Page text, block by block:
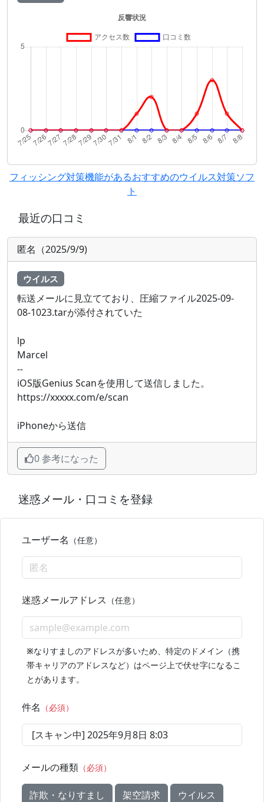
フィッシング対策機能があるおすすめのウイルス対策ソフ
ト
最近の口コミ
匿名（2025/9/9)
ウイルス
転送メールに見立てており、圧縮ファイル2025-09-
08-1023.tarが添付されていた
lp
Marcel
--
iOS版Genius Scanを使用して送信しました。
https://xxxxx.com/e/scan
iPhoneから送信
0 参考になった
迷惑メール・口コミを登録
ユーザー名 （任意）
迷惑メールアドレス （任意）
※なりすましのアドレスが多いため、特定のドメイン（携
帯キャリアのアドレスなど）はページ上で伏せ字になるこ
とがあります。
件名 （必須）
メールの種類 （必須）
詐欺・なりすまし 架空請求 ウイルス